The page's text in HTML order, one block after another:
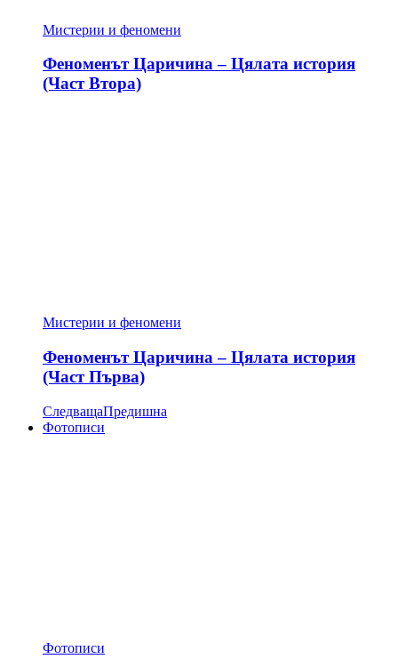
Мистерии и феномени
Феноменът Царичина – Цялата история
(Част Втора)
Мистерии и феномени
Феноменът Царичина – Цялата история
(Част Първа)
СледващаПредишна
Фотописи
Фотописи